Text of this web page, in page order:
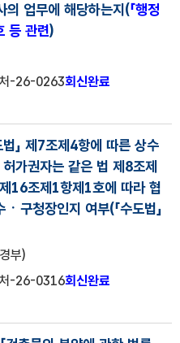
의 업무에 해당하는지(「행정
등 관련)
-26-0263회신완료
법」 제7조제4항에 따른 상수
가권자는 같은 법 제8조제
16조제1항제1호에 따라 협
ㆍ구청장인지 여부(「수도법」
부)
-26-0316회신완료